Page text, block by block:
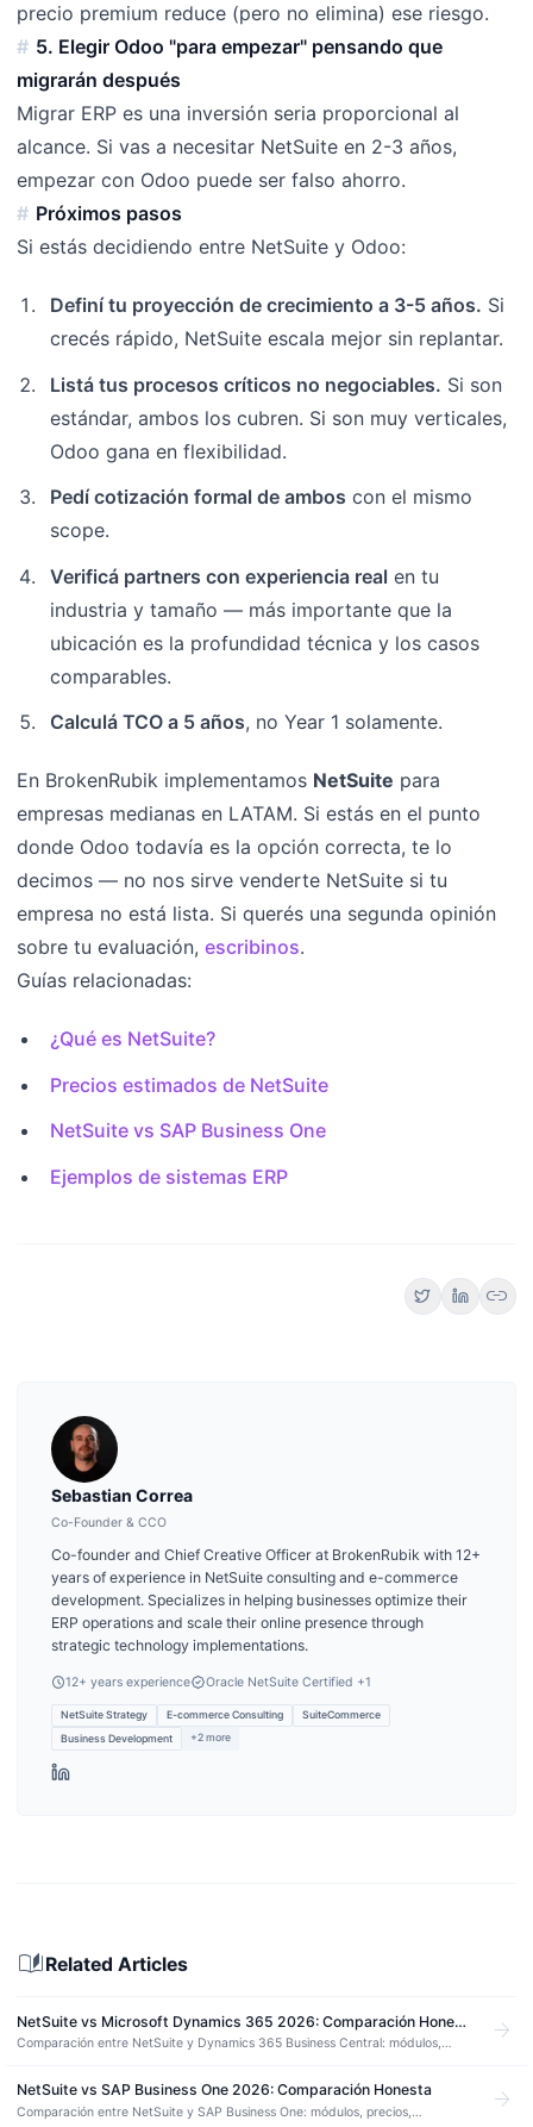
precio premium reduce (pero no elimina) ese riesgo.
5. Elegir Odoo "para empezar" pensando que
migrarán después
Migrar ERP es una inversión seria proporcional al
alcance. Si vas a necesitar NetSuite en 2-3 años,
empezar con Odoo puede ser falso ahorro.
Próximos pasos
Si estás decidiendo entre NetSuite y Odoo:
Definí tu proyección de crecimiento a 3-5 años. Si
crecés rápido, NetSuite escala mejor sin replantar.
Listá tus procesos críticos no negociables. Si son
estándar, ambos los cubren. Si son muy verticales,
Odoo gana en flexibilidad.
Pedí cotización formal de ambos con el mismo
scope.
Verificá partners con experiencia real en tu
industria y tamaño — más importante que la
ubicación es la profundidad técnica y los casos
comparables.
Calculá TCO a 5 años, no Year 1 solamente.
En BrokenRubik implementamos NetSuite para
empresas medianas en LATAM. Si estás en el punto
donde Odoo todavía es la opción correcta, te lo
decimos — no nos sirve venderte NetSuite si tu
empresa no está lista. Si querés una segunda opinión
sobre tu evaluación, escribinos.
Guías relacionadas:
¿Qué es NetSuite?
Precios estimados de NetSuite
NetSuite vs SAP Business One
Ejemplos de sistemas ERP
link
Sebastian Correa
Co-Founder & CCO
Co-founder and Chief Creative Officer at BrokenRubik with 12+
years of experience in NetSuite consulting and e-commerce
development. Specializes in helping businesses optimize their
ERP operations and scale their online presence through
strategic technology implementations.
12+ years experience Oracle NetSuite Certified +1
NetSuite Strategy E-commerce Consulting
SuiteCommerce
Business Development
+2 more
auto_storiesRelated Articles
NetSuite vs Microsoft Dynamics 365 2026: Comparación Honesta
Comparación entre NetSuite y Dynamics 365 Business Central: módulos,
arrow_forward
NetSuite vs SAP Business One 2026: Comparación Honesta
Comparación entre NetSuite y SAP Business One: módulos, precios,
arrow_forward